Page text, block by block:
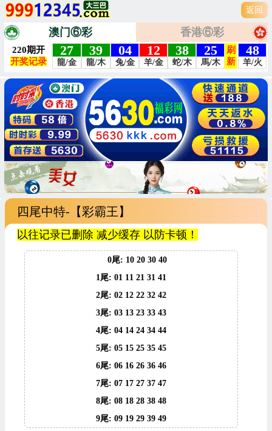
返回
澳门⑥彩 香港⑥彩